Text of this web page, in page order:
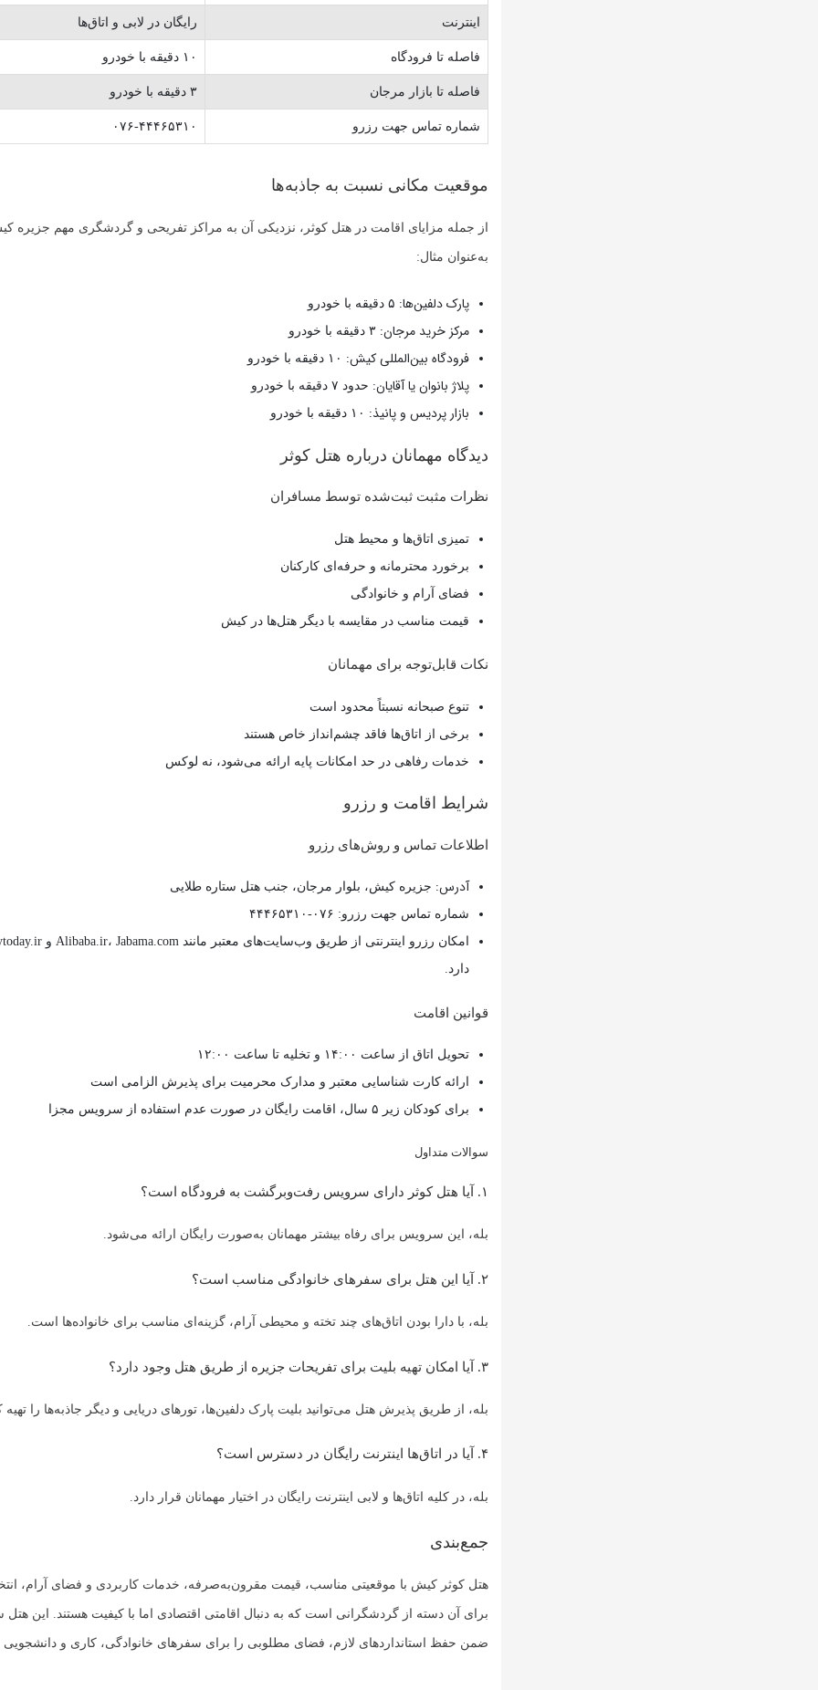
اینترنت رایگان در لابی و اتاق‌ها
فاصله تا فرودگاه ۱۰ دقیقه با خودرو
فاصله تا بازار مرجان ۳ دقیقه با خودرو
شماره تماس جهت رزرو ۰۷۶-۴۴۴۶۵۳۱۰
موقعیت مکانی نسبت به جاذبه‌ها
از جمله مزایای اقامت در هتل کوثر، نزدیکی آن به مراکز تفریحی و گردشگری مهم جزیره
به‌عنوان مثال:
پارک دلفین‌ها:
مرکز خرید مرجان:
فرودگاه بین‌المللی کیش:
پلاژ بانوان یا آقایان: حدود ۷ دقیقه با خودرو
بازار پردیس و پانیذ:
دیدگاه مهمانان درباره هتل کوثر
نظرات مثبت ثبت‌شده توسط مسافران
تمیزی اتاق‌ها و محیط هتل
برخورد محترمانه و حرفه‌ای کارکنان
فضای آرام و خانوادگی
قیمت مناسب در مقایسه با دیگر هتل‌ها در کیش
نکات قابل‌توجه برای مهمانان
تنوع صبحانه نسبتاً محدود است
برخی از اتاق‌ها فاقد چشم‌انداز خاص هستند
خدمات رفاهی در حد امکانات پایه ارائه می‌شود، نه لوکس
شرایط اقامت و رزرو
اطلاعات تماس و روش‌های رزرو
آدرس: جزیره کیش، بلوار مرجان، جنب هتل ستاره طلایی
شماره تماس جهت رزرو: ۰۷۶-۴۴۴۶۵۳۱۰
دارد.
قوانین اقامت
تحویل اتاق از ساعت ۱۴:۰۰ و تخلیه تا ساعت ۱۲:۰۰
ارائه کارت شناسایی معتبر و مدارک محرمیت برای پذیرش الزامی است
برای کودکان زیر ۵ سال، اقامت رایگان در صورت عدم استفاده از سرویس مجزا
سوالات متداول
۱. آیا هتل کوثر دارای سرویس رفت‌وبرگشت به فرودگاه است؟
بله، این سرویس برای رفاه بیشتر مهمانان به‌صورت رایگان ارائه می‌شود.
۲. آیا این هتل برای سفرهای خانوادگی مناسب است؟
بله، با دارا بودن اتاق‌های چند تخته و محیطی آرام، گزینه‌ای مناسب برای خانواده‌ها است.
۳. آیا امکان تهیه بلیت برای تفریحات جزیره از طریق هتل وجود دارد؟
بله، از طریق پذیرش هتل می‌توانید بلیت پارک دلفین‌ها، تورهای دریایی و دیگر جاذبه‌ها را تهیه
۴. آیا در اتاق‌ها اینترنت رایگان در دسترس است؟
بله، در کلیه اتاق‌ها و لابی اینترنت رایگان در اختیار مهمانان قرار دارد.
جمع‌بندی
هتل کوثر کیش با موقعیتی مناسب، قیمت مقرون‌به‌صرفه، خدمات کاربردی و فضای آرام،
برای آن دسته از گردشگرانی است که به دنبال اقامتی اقتصادی اما با کیفیت هستند. این هتل
ضمن حفظ استانداردهای لازم، فضای مطلوبی را برای سفرهای خانوادگی، کاری و دانشجویی